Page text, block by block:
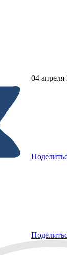
04 апреля